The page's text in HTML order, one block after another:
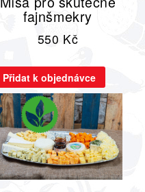
fajnšmekry
550 Kč
Přidat k objednávce